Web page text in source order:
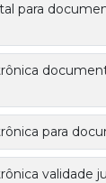
para
para
validade